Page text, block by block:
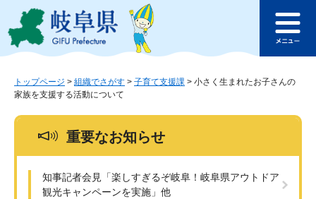
ジ
ュ
このページの本文へ
ュ
トップページ > 組織でさがす > 子育て支援課 > 小さく生まれたお子さんの
家族を支援する活動について
重要なお知らせ
知事記者会見「楽しすぎるぞ岐阜！岐阜県アウトドア
観光キャンペーンを実施」他